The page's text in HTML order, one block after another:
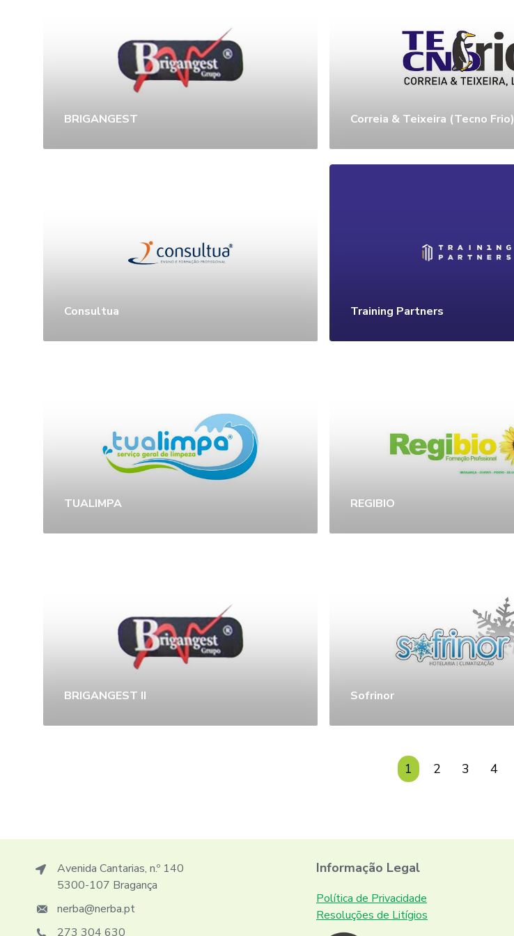
BRIGANGEST Correia & Teixeira (Tecno Frio)
Consultua Training Partners
TUALIMPA REGIBIO
BRIGANGEST II Sofrinor
1 2 3 4
Avenida Cantarias, n.º 140
5300-107 Bragança
nerba@nerba.pt
273 304 630
Informação Legal
Política de Privacidade
Resoluções de Litígios